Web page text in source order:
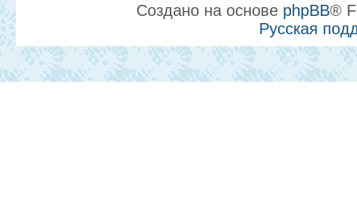
Создано на основе phpBB®
Русская